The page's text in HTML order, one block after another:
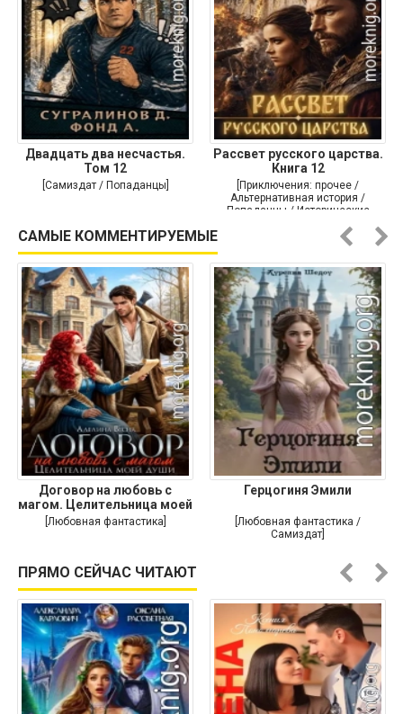
Двадцать два несчастья.
Том 12
[Самиздат / Попаданцы]
Рассвет русского царства.
Книга 12
[Приключения: прочее /
Альтернативная история /
Попаданцы / Исторические
САМЫЕ КОММЕНТИРУЕМЫЕ
Договор на любовь с
магом. Целительница моей
души
[Любовная фантастика]
Герцогиня Эмили
[Любовная фантастика /
Самиздат]
ПРЯМО СЕЙЧАС ЧИТАЮТ